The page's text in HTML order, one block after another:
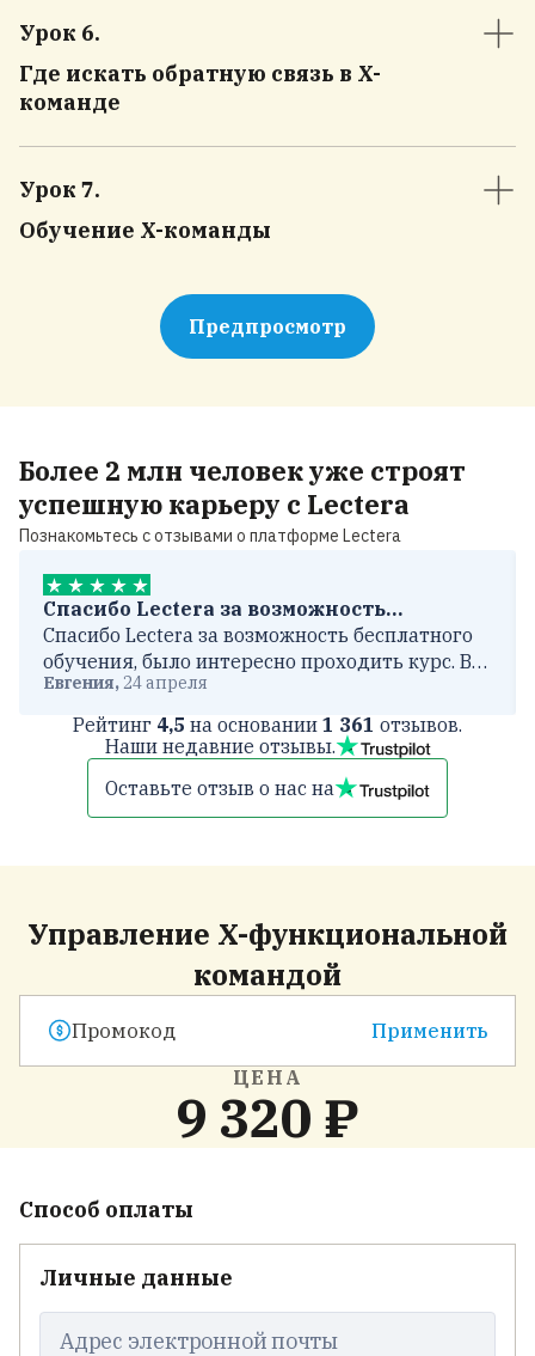
Урок 6.
Где искать обратную связь в X-
команде
Урок 7.
Обучение X-команды
Предпросмотр
Более 2 млн человекуже строят
успешную карьеру с Lectera
Познакомьтесь с отзывами о платформе Lectera
Спасибо Lectera за возможность…
Спасибо Lectera за возможность бесплатного
обучения, было интересно проходить курс. Всё
было изложено понятно и просто.
Евгения,24 апреля
Рейтинг 4,5 на основании 1 361 отзывов.
Наши недавние отзывы.
Оставьте отзыв о нас на
Управление X-функциональной
командой
Применить
ЦЕНА
9 320 ₽
Способ оплаты
Личные данные
Адрес электронной почты